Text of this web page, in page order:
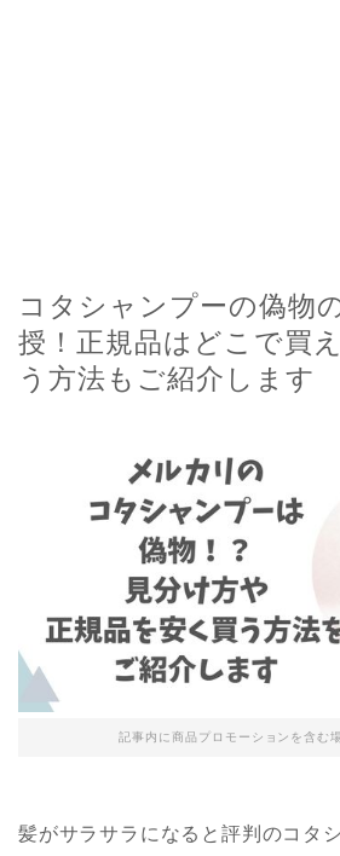
コタシャンプーの偽物
授！正規品はどこで買
う方法もご紹介します
記事内に商品プロモーションを含む
髪がサラサラになると評判のコタ